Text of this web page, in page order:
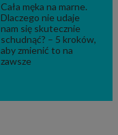
Cała męka na marne.
Dlaczego nie udaje
nam się skutecznie
schudnąć? – 5 kroków,
aby zmienić to na
zawsze